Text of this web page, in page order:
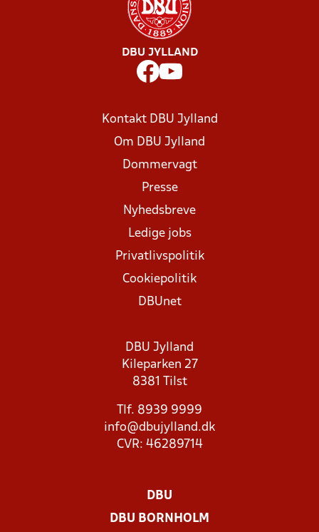
DBU JYLLAND
Kontakt DBU Jylland
Om DBU Jylland
Dommervagt
Presse
Nyhedsbreve
Ledige jobs
Privatlivspolitik
Cookiepolitik
DBUnet
DBU Jylland
Kileparken 27
8381 Tilst
Tlf. 8939 9999
info@dbujylland.dk
CVR: 46289714
DBU
DBU BORNHOLM